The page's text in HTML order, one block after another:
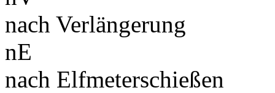
nach Verlängerung
nE
nach Elfmeterschießen